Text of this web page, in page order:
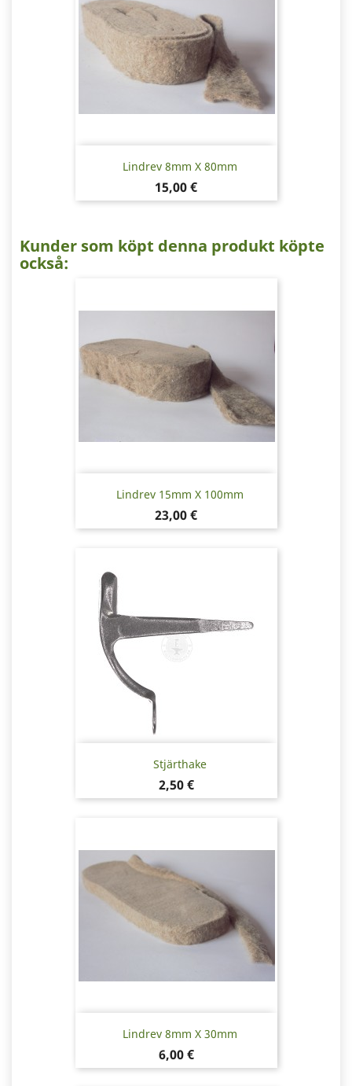
Lindrev 8mm X 80mm
Pris
15,00 €
Kunder som köpt denna produkt köpte
också:
Lindrev 15mm X 100mm
Pris
23,00 €
Stjärthake
Pris
2,50 €
Lindrev 8mm X 30mm
Pris
6,00 €